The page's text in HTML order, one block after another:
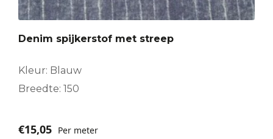
Denim spijkerstof met streep
Kleur: Blauw
Breedte: 150
€15,05 Per meter